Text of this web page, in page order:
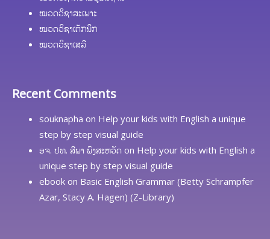
ໝວດວິຊາສະເພາະ
ໝວດວິຊາເຕັກນິກ
ໝວດວິຊາເສລີ
Recent Comments
souknapha on Help your kids with English a unique
step by step visual guide
ອຈ. ປທ. ສີພາ ພົງສະຫວັດ on Help your kids with English a
unique step by step visual guide
ebook on Basic English Grammar (Betty Schrampfer
Azar, Stacy A. Hagen) (Z-Library)